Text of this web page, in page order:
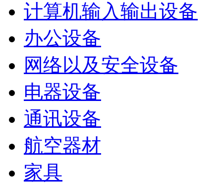
计算机输入输出设备
办公设备
网络以及安全设备
电器设备
通讯设备
航空器材
家具